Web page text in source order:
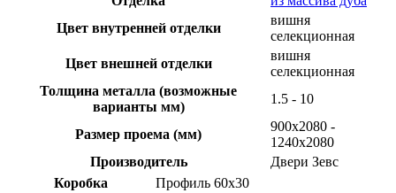
Цвет внутренней отделки
вишня
селекционная
Цвет внешней отделки
вишня
селекционная
Толщина металла (возможные
варианты мм)
1.5 - 10
Размер проема (мм)
900х2080 -
1240х2080
Производитель
Двери Зевс
Коробка
Профиль 60х30